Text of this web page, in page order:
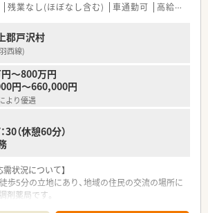
残業なし(ほぼなし含む) 車通勤可 高給与(600万円以上)
郡戸沢村
西線)
～800万円
円～660,000円
より優遇
30（休憩60分）
需状況について】
歩5分の立地にあり、地域の住民の交流の場所に
剤薬局です。